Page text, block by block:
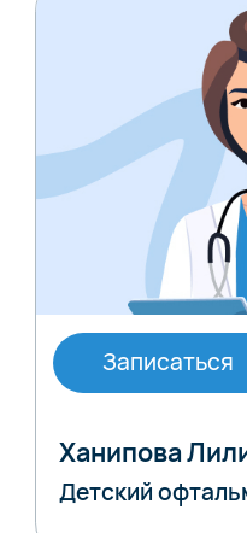
Записаться
Ханипова
Детский